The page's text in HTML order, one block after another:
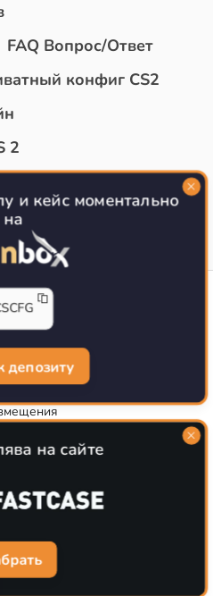
FAQ Вопрос/Ответ
конфиг CS2
2
г.
и размещаем на нашем
пользователям
кс2. Также вы сможете
настройками с другими
и кейс моментально
на
депозиту
на сайте